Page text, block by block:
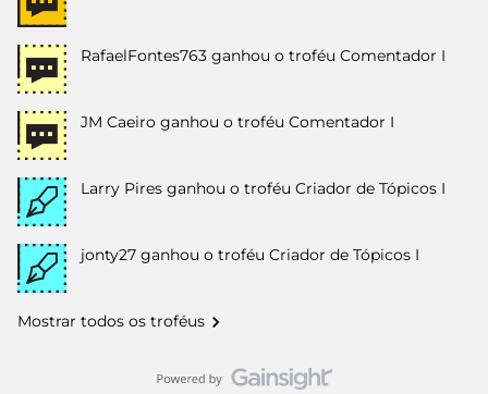
RafaelFontes763 ganhou o troféu Comentador I
JM Caeiro ganhou o troféu Comentador I
Larry Pires ganhou o troféu Criador de Tópicos I
jonty27 ganhou o troféu Criador de Tópicos I
Mostrar todos os troféus